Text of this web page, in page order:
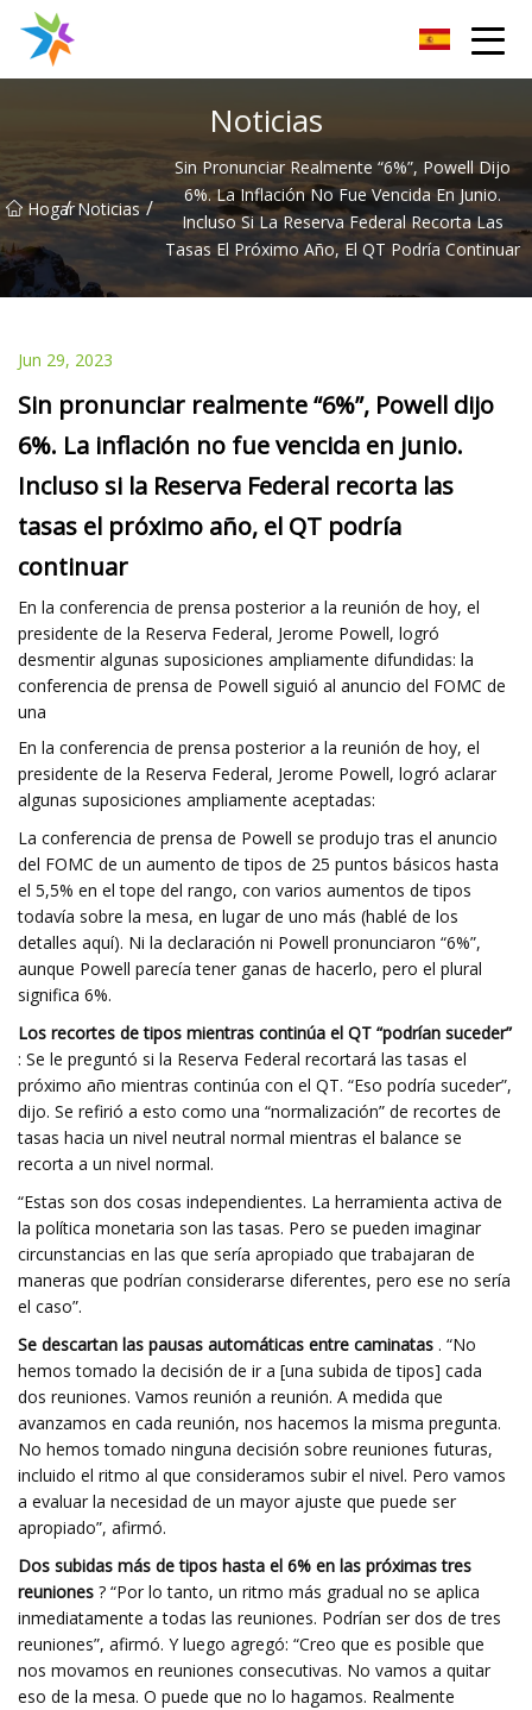
Noticias
Hogar
/ Noticias /
Sin Pronunciar Realmente “6%”, Powell Dijo
6%. La Inflación No Fue Vencida En Junio.
Incluso Si La Reserva Federal Recorta Las
Tasas El Próximo Año, El QT Podría Continuar
Jun 29, 2023
Sin pronunciar realmente “6%”, Powell dijo
6%. La inflación no fue vencida en junio.
Incluso si la Reserva Federal recorta las
tasas el próximo año, el QT podría
continuar
En la conferencia de prensa posterior a la reunión de hoy, el
presidente de la Reserva Federal, Jerome Powell, logró
desmentir algunas suposiciones ampliamente difundidas: la
conferencia de prensa de Powell siguió al anuncio del FOMC de
una
En la conferencia de prensa posterior a la reunión de hoy, el
presidente de la Reserva Federal, Jerome Powell, logró aclarar
algunas suposiciones ampliamente aceptadas:
La conferencia de prensa de Powell se produjo tras el anuncio
del FOMC de un aumento de tipos de 25 puntos básicos hasta
el 5,5% en el tope del rango, con varios aumentos de tipos
todavía sobre la mesa, en lugar de uno más (hablé de los
detalles aquí). Ni la declaración ni Powell pronunciaron “6%”,
aunque Powell parecía tener ganas de hacerlo, pero el plural
significa 6%.
Los recortes de tipos mientras continúa el QT “podrían suceder”
: Se le preguntó si la Reserva Federal recortará las tasas el
próximo año mientras continúa con el QT. “Eso podría suceder”,
dijo. Se refirió a esto como una “normalización” de recortes de
tasas hacia un nivel neutral normal mientras el balance se
recorta a un nivel normal.
“Estas son dos cosas independientes. La herramienta activa de
la política monetaria son las tasas. Pero se pueden imaginar
circunstancias en las que sería apropiado que trabajaran de
maneras que podrían considerarse diferentes, pero ese no sería
el caso”.
Se descartan las pausas automáticas entre caminatas . “No
hemos tomado la decisión de ir a [una subida de tipos] cada
dos reuniones. Vamos reunión a reunión. A medida que
avanzamos en cada reunión, nos hacemos la misma pregunta.
No hemos tomado ninguna decisión sobre reuniones futuras,
incluido el ritmo al que consideramos subir el nivel. Pero vamos
a evaluar la necesidad de un mayor ajuste que puede ser
apropiado”, afirmó.
Dos subidas más de tipos hasta el 6% en las próximas tres
reuniones ? “Por lo tanto, un ritmo más gradual no se aplica
inmediatamente a todas las reuniones. Podrían ser dos de tres
reuniones”, afirmó. Y luego agregó: “Creo que es posible que
nos movamos en reuniones consecutivas. No vamos a quitar
eso de la mesa. O puede que no lo hagamos. Realmente